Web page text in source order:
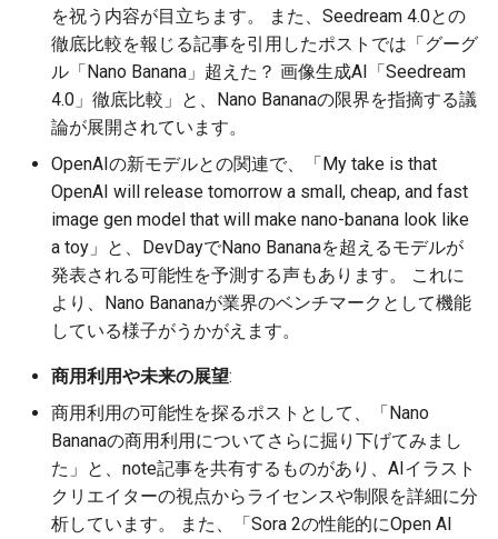
2026-06-12
2026-06-11
2026-06-09
2026-06-08
2026-06-07
2026-06-06
2026-06-04
2026-06-03
2025-11-27
2025-11-26
2025-11-24
2025-11-23
2025-11-22
2025-11-21
2025-11-19
2025-11-18
2026-06-12
2026-06-11
2026-06-09
2026-06-08
2026-06-07
2026-06-06
2026-06-04
2026-06-03
2025-11-27
2025-11-26
2025-11-24
2025-11-23
2025-11-22
2025-11-21
2025-11-19
2025-11-18
2026-06-09
2026-06-08
2026-06-07
2026-06-06
2026-06-05
2026-06-04
2026-06-03
2026-06-02
2026-06-01
2026-05-31
2026-06-10
2026-06-09
2026-06-06
2026-06-05
2026-06-04
2026-06-03
2026-05-31
2026-05-30
2025-11-27
2025-11-26
2025-11-24
2025-11-23
2025-11-22
2025-11-21
2025-11-19
2025-11-18
2026-06-12
2026-06-11
2026-06-09
2026-06-08
2026-06-07
2026-06-06
2026-06-04
2026-06-03
2026-06-06
2026-06-05
2026-06-03
2026-06-02
2026-06-01
2026-05-31
を祝う内容が目立ちます。 また、Seedream 4.0との
徹底比較を報じる記事を引用したポストでは「グーグ
ル「Nano Banana」超えた？ 画像生成AI「Seedream
4.0」徹底比較」と、Nano Bananaの限界を指摘する議
論が展開されています。
OpenAIの新モデルとの関連で、「My take is that
OpenAI will release tomorrow a small, cheap, and fast
image gen model that will make nano-banana look like
a toy」と、DevDayでNano Bananaを超えるモデルが
発表される可能性を予測する声もあります。 これに
より、Nano Bananaが業界のベンチマークとして機能
している様子がうかがえます。
商用利用や未来の展望:
商用利用の可能性を探るポストとして、「Nano
Bananaの商用利用についてさらに掘り下げてみまし
た」と、note記事を共有するものがあり、AIイラスト
クリエイターの視点からライセンスや制限を詳細に分
析しています。 また、「Sora 2の性能的にOpen AI